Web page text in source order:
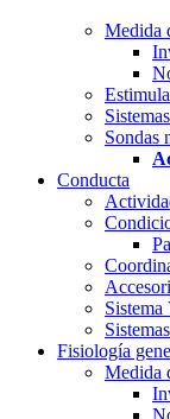
Medida
Sondas
Conducta
Fisiología
Medida